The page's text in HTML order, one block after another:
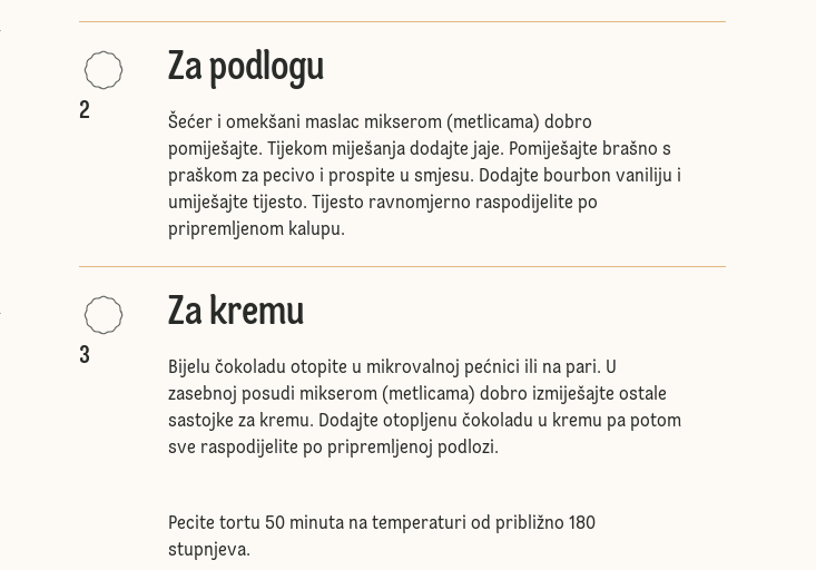
2
Za podlogu
Šećer i omekšani maslac mikserom (metlicama) dobro
pomiješajte. Tijekom miješanja dodajte jaje. Pomiješajte brašno s
praškom za pecivo i prospite u smjesu. Dodajte bourbon vaniliju i
umiješajte tijesto. Tijesto ravnomjerno raspodijelite po
pripremljenom kalupu.
3
Za kremu
Bijelu čokoladu otopite u mikrovalnoj pećnici ili na pari. U
zasebnoj posudi mikserom (metlicama) dobro izmiješajte ostale
sastojke za kremu. Dodajte otopljenu čokoladu u kremu pa potom
sve raspodijelite po pripremljenoj podlozi.
Pecite tortu 50 minuta na temperaturi od približno 180
stupnjeva.